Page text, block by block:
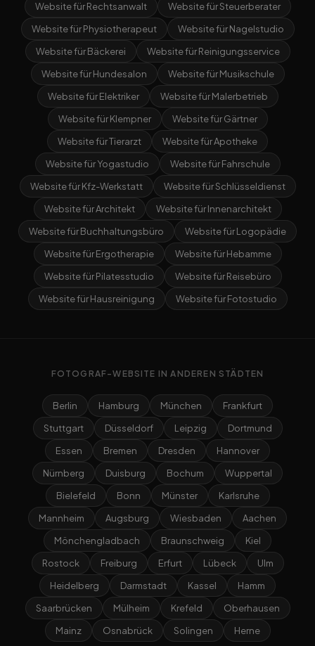
Website für Rechtsanwalt
Website für Steuerberater
Website für Physiotherapeut
Website für Nagelstudio
Website für Bäckerei
Website für Reinigungsservice
Website für Hundesalon
Website für Musikschule
Website für Elektriker
Website für Malerbetrieb
Website für Klempner
Website für Gärtner
Website für Tierarzt
Website für Apotheke
Website für Yogastudio
Website für Fahrschule
Website für Kfz-Werkstatt
Website für Schlüsseldienst
Website für Architekt
Website für Innenarchitekt
Website für Buchhaltungsbüro
Website für Logopädie
Website für Ergotherapie
Website für Hebamme
Website für Pilatesstudio
Website für Reisebüro
Website für Hausreinigung
Website für Fotostudio
FOTOGRAF-WEBSITE IN ANDEREN STÄDTEN
Berlin Hamburg München
Frankfurt
Stuttgart
Düsseldorf Leipzig
Dortmund
Essen
Bremen Dresden
Hannover
Nürnberg
Duisburg Bochum
Wuppertal
Bielefeld
Bonn Münster
Karlsruhe
Mannheim
Augsburg Wiesbaden
Aachen
Mönchengladbach
Braunschweig
Kiel
Rostock
Freiburg Erfurt Lübeck
Ulm
Heidelberg
Darmstadt Kassel
Hamm
Saarbrücken
Mülheim Krefeld
Oberhausen
Mainz
Osnabrück Solingen Herne